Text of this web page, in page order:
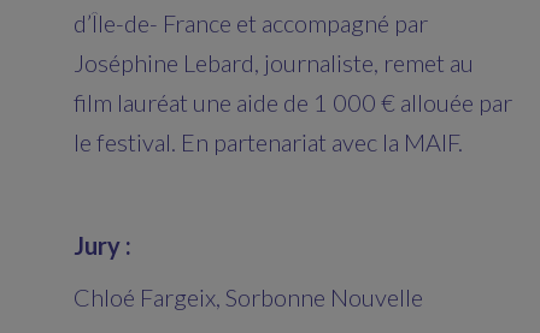
d’Île-de- France et accompagné par
Joséphine Lebard, journaliste, remet au
film lauréat une aide de 1 000 € allouée par
le festival. En partenariat avec la MAIF.
Jury :
Chloé Fargeix, Sorbonne Nouvelle